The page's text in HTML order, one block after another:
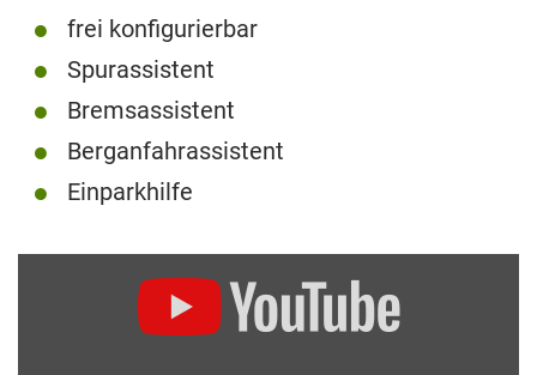
frei konfigurierbar
Spurassistent
Bremsassistent
Berganfahrassistent
Einparkhilfe